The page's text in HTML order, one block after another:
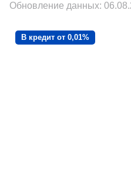
Обновление данных:
В кредит от 0,01%